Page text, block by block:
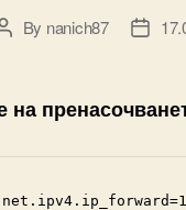
PostBy nanich87
Post
на